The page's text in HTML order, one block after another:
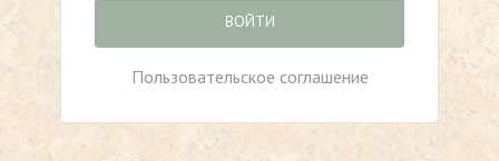
ВОЙТИ
Пользовательское соглашение